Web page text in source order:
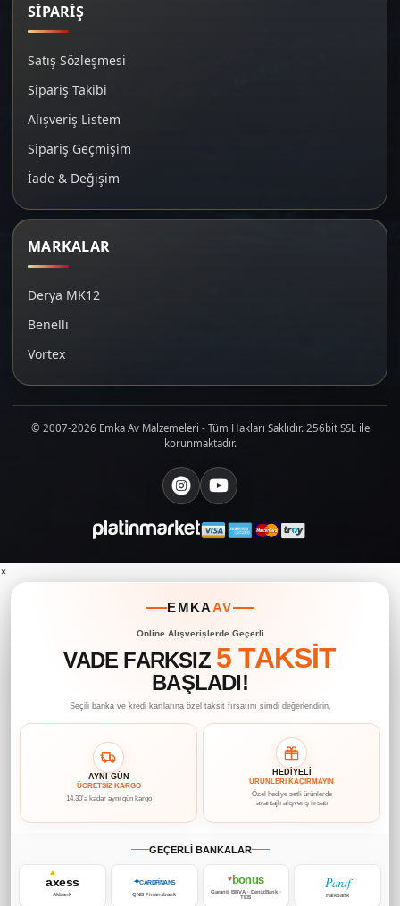
SİPARİŞ
Satış Sözleşmesi
Sipariş Takibi
Alışveriş Listem
Sipariş Geçmişim
İade & Değişim
MARKALAR
Derya MK12
Benelli
Vortex
© 2007-2026 Emka Av Malzemeleri - Tüm Hakları Saklıdır. 256bit SSL ile
korunmaktadır.
×
EMKAAV
Online Alışverişlerde Geçerli
VADE FARKSIZ 5 TAKSİT
BAŞLADI!
Seçili banka ve kredi kartlarına özel taksit fırsatını şimdi değerlendirin.
AYNI GÜN
ÜCRETSİZ KARGO
14.30’a kadar aynı gün kargo
HEDİYELİ
ÜRÜNLERİ KAÇIRMAYIN
Özel hediye setli ürünlerde
avantajlı alışveriş fırsatı
GEÇERLİ BANKALAR
axess
Akbank
✦CARDFİNANS
QNB Finansbank
♥bonus
Garanti BBVA · DenizBank ·
TEB
Paraf
Halkbank